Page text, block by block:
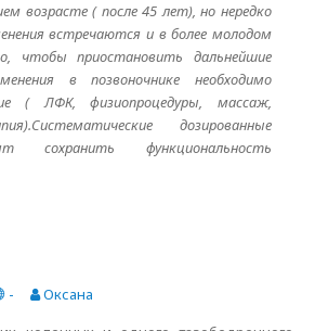
возрасте ( после 45 лет), но нередко
встречаются и в более молодом
чтобы приостановить дальнейшие
в позвоночнике необходимо
( ЛФК, физиопроцедуры, массаж,
дозированные
сохранить функциональность
-
Оксана